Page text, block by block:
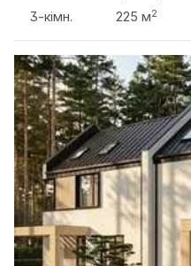
3-кімн.
225 м2